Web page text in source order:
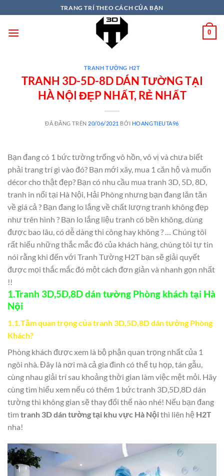
TRANG TRÍ THEO CÁCH CỦA BẠN
0
TRANH TƯỜNG H2T
TRANH 3D-5D-8D DÁN TƯỜNG TẠI
HÀ NỘI ĐẸP NHẤT, RẺ NHẤT
ĐÃ ĐĂNG TRÊN 20/06/2021 BỞI HOANGTIEUTA96
Bạn đang có 1 bức tường trống vô hồn, vô vị và chưa biết
phải trang trí gì vào đó? Bạn mới xây, mua 1 căn hộ và muốn
décor cho thật đẹp? Bạn có nhu cầu mua tranh 3D, 5D, 8D,
tranh in nổi tại Hà Nội, Hải Phòng nhưng bạn đang lăn tăn
về giá cả ? Bạn đang lo lắng về chất lượng tranh không đẹp
như trên hình ? Bạn lo lắng liệu tranh có bền không, dùng
được bao lâu, có dễ dàng thi công hay không ? … Chúng tôi
rất hiểu những thắc mắc đó của khách hàng, chúng tôi tự tin
nói rằng khi đến với Tranh Tường H2T bạn sẽ giải quyết
được mọi thắc mắc đó một cách đơn giản và nhanh gọn nhất
!!
1.Tranh 3D,5D,8D dán tường Phòng khách tại Hà
Nội
1.1.Tầm quan trọng của tranh 3D,5D,8D dán tường Phòng
Khách?
Phòng khách được xem là bộ phận quan trọng nhất của 1
ngôi nhà. Đây là nơi mà cả gia đình có thể tụ họp, tán gẫu,
cùng nhau giải trí sau khoảng thời gian làm việc mệt mỏi. Hãy
cùng tìm hiểu xem nếu có thêm 1 bức tranh 3D,5D,8D dán
tường thì không gian sẽ thay đổi thế nào nhé! Nếu bạn đang
tìm tranh 3D dán tường tại khu vực Hà Nộithì liên hệ H2T
nha!